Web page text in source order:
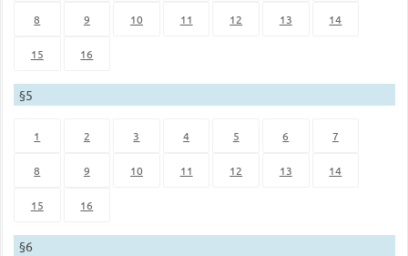
8 9 10 11 12 13 14
15 16
§5
1 2 3 4 5 6 7
8 9 10 11 12 13 14
15 16
§6